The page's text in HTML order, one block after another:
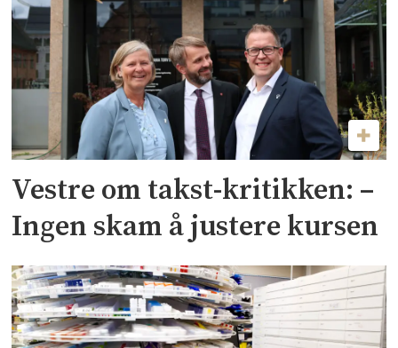
Vestre om takst-kritikken: –
Ingen skam å justere kursen